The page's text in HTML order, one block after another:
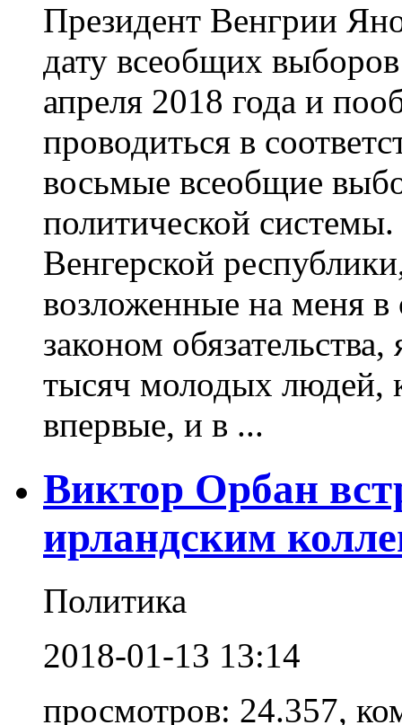
Президент Венгрии
дату всеобщих
апреля 2018 года и
проводиться в
восьмые всеобщие
политической системы.
Венгерской
возложенные на меня в
законом
тысяч молодых людей,
впервые, и в ...
Виктор Орбан
ирландским
Политика
2018-01-13 13:14
просмотров: 24.357,